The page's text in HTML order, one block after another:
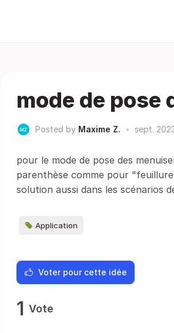
mode de pose
Posted by Maxime Z. • sept.
pour le mode de pose des
parenthèse comme pour
solution aussi dans les scénarios
Application
Voter pour cette idée
1 Vote